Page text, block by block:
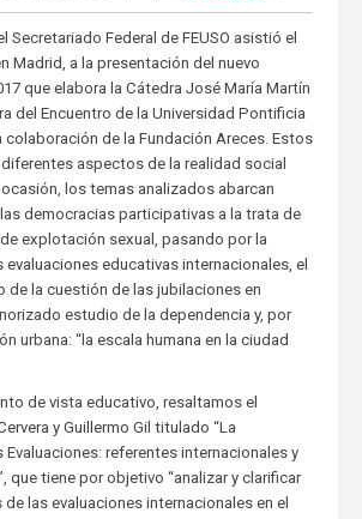
Secretariado Federal de FEUSO asistió el
Madrid, a la presentación del nuevo
que elabora la Cátedra José María Martín
del Encuentro de la Universidad Pontificia
colaboración de la Fundación Areces. Estos
aspectos de la realidad social
los temas analizados abarcan
democracias participativas a la trata de
explotación sexual, pasando por la
educativas internacionales, el
de la cuestión de las jubilaciones en
estudio de la dependencia y, por
urbana: “la escala humana en la ciudad
vista educativo, resaltamos el
y Guillermo Gil titulado “La
referentes internacionales y
que tiene por objetivo “analizar y clarificar
las evaluaciones internacionales en el